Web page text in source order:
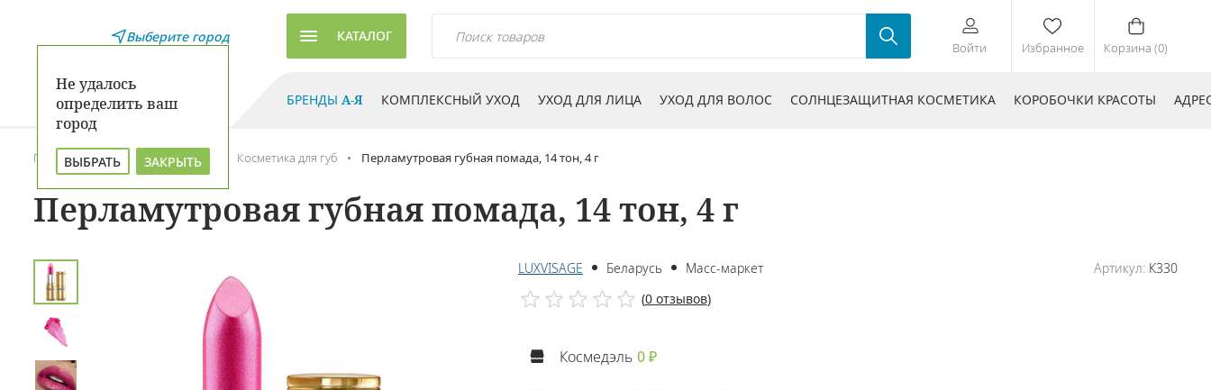
Выберите город
Не удалось
определить ваш
город
ВЫБРАТЬ ЗАКРЫТЬ
КАТАЛОГ
Войти Избранное Корзина (0)
БРЕНДЫ А-Я КОМПЛЕКСНЫЙ УХОД УХОД ДЛЯ ЛИЦА УХОД ДЛЯ ВОЛОС СОЛНЦЕЗАЩИТНАЯ КОСМЕТИКА КОРОБОЧКИ КРАСОТЫ
Главная Каталог Макияж Косметика для губ Перламутровая губная помада, 14 тон, 4 г
Перламутровая губная помада, 14 тон, 4 г
LUXVISAGE Беларусь Масс-маркет Артикул: К330
(0 отзывов)
Космедэль 0 ₽